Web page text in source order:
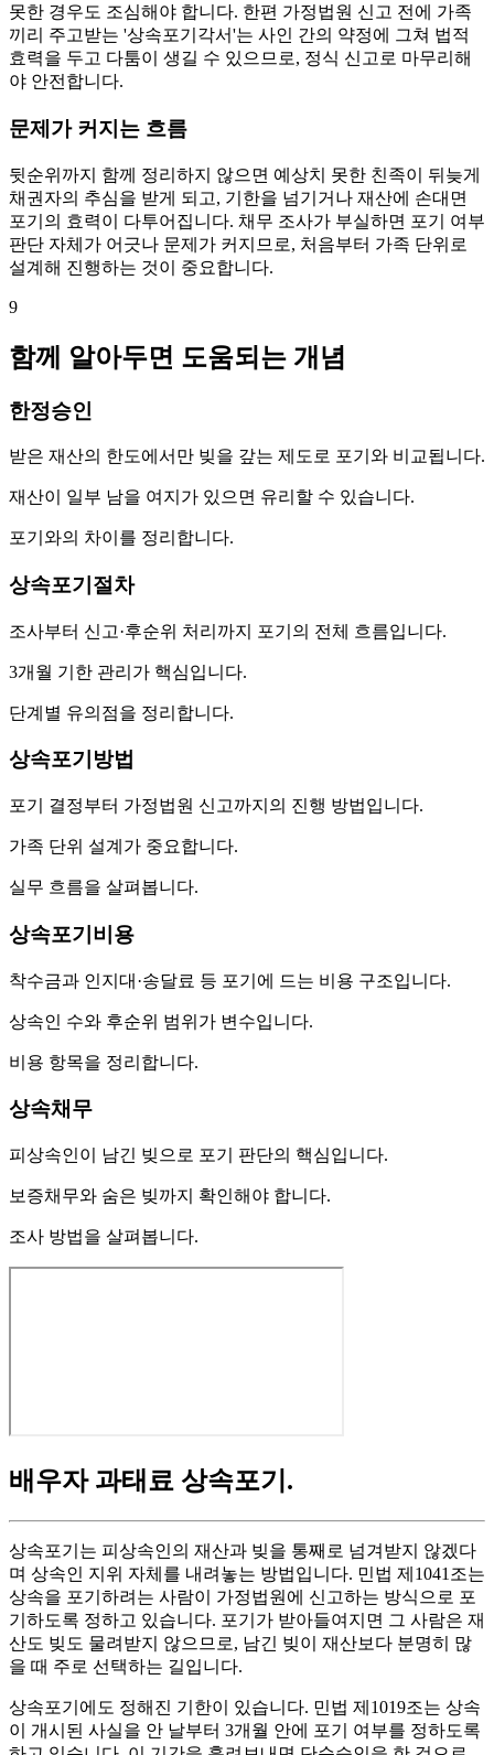
못한 경우도 조심해야 합니다. 한편 가정법원 신고 전에 가족
끼리 주고받는 '상속포기각서'는 사인 간의 약정에 그쳐 법적
효력을 두고 다툼이 생길 수 있으므로, 정식 신고로 마무리해
야 안전합니다.
문제가 커지는 흐름
뒷순위까지 함께 정리하지 않으면 예상치 못한 친족이 뒤늦게
채권자의 추심을 받게 되고, 기한을 넘기거나 재산에 손대면
포기의 효력이 다투어집니다. 채무 조사가 부실하면 포기 여부
판단 자체가 어긋나 문제가 커지므로, 처음부터 가족 단위로
설계해 진행하는 것이 중요합니다.
9
함께 알아두면 도움되는 개념
한정승인
받은 재산의 한도에서만 빚을 갚는 제도로 포기와 비교됩니다.
재산이 일부 남을 여지가 있으면 유리할 수 있습니다.
포기와의 차이를 정리합니다.
상속포기절차
조사부터 신고·후순위 처리까지 포기의 전체 흐름입니다.
3개월 기한 관리가 핵심입니다.
단계별 유의점을 정리합니다.
상속포기방법
포기 결정부터 가정법원 신고까지의 진행 방법입니다.
가족 단위 설계가 중요합니다.
실무 흐름을 살펴봅니다.
상속포기비용
착수금과 인지대·송달료 등 포기에 드는 비용 구조입니다.
상속인 수와 후순위 범위가 변수입니다.
비용 항목을 정리합니다.
상속채무
피상속인이 남긴 빚으로 포기 판단의 핵심입니다.
보증채무와 숨은 빚까지 확인해야 합니다.
조사 방법을 살펴봅니다.
배우자 과태료 상속포기 .
상속포기는 피상속인의 재산과 빚을 통째로 넘겨받지 않겠다
며 상속인 지위 자체를 내려놓는 방법입니다. 민법 제1041조는
상속을 포기하려는 사람이 가정법원에 신고하는 방식으로 포
기하도록 정하고 있습니다. 포기가 받아들여지면 그 사람은 재
산도 빚도 물려받지 않으므로, 남긴 빚이 재산보다 분명히 많
을 때 주로 선택하는 길입니다.
상속포기에도 정해진 기한이 있습니다. 민법 제1019조는 상속
이 개시된 사실을 안 날부터 3개월 안에 포기 여부를 정하도록